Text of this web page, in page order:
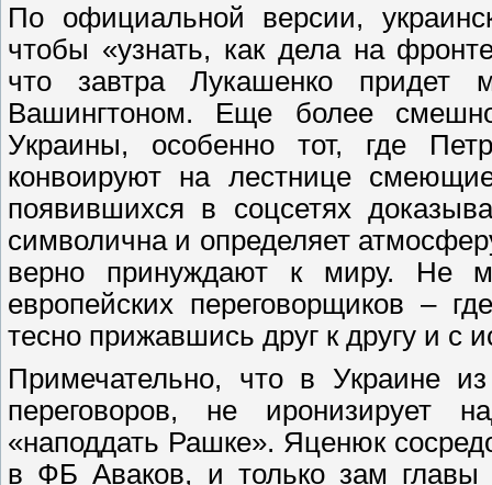
По официальной версии,
чтобы «узнать, как дела на
что завтра Лукашенко придет
Вашингтоном. Еще более
Украины, особенно тот, где
конвоируют на лестнице
появившихся в соцсетях
символична и определяет
верно принуждают к миру. Не
европейских переговорщиков –
тесно прижавшись друг к другу и с
Примечательно, что в Украине
переговоров, не иронизирует
«наподдать Рашке». Яценюк
в ФБ Аваков, и только зам